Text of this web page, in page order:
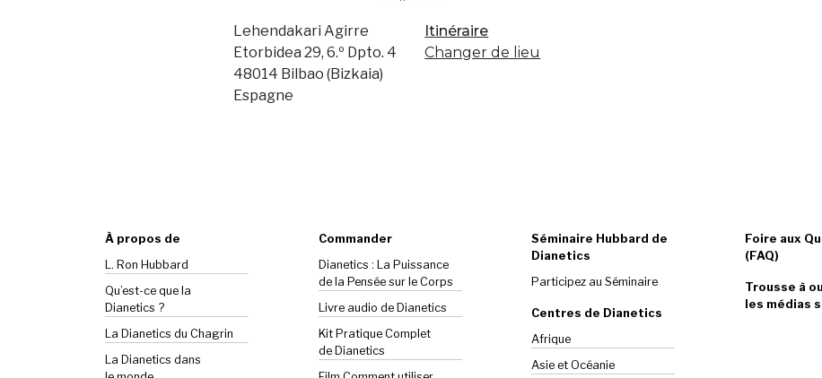
Lehendakari Agirre
Etorbidea 29, 6.º Dpto. 4
48014 Bilbao (Bizkaia)
Espagne
Itinéraire
Changer de lieu
À propos de
L. Ron Hubbard
Qu’est-ce que la
Dianetics ?
La Dianetics du Chagrin
La Dianetics dans
Commander
Dianetics : La Puissance
de la Pensée sur le Corps
Livre audio de Dianetics
Kit Pratique Complet
de Dianetics
Séminaire Hubbard de
Dianetics
Participez au Séminaire
Centres de Dianetics
Afrique
Asie et Océanie
Foire aux
(FAQ)
Trousse à
les médias